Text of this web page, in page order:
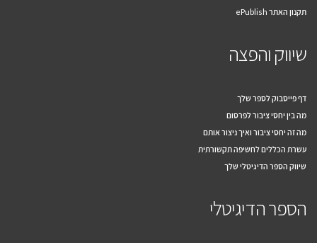
תקנון האתר ePublish
שיווק והפצה
דף פייסבוק לספר שלך
מה בין יחסי ציבור לפרסום
מה זה יחסי ציבור ואיך ניצור אותם
עשרת הכללים לחשיפה תקשורתית
שיווק הספר הדיגיטלי שלך
הספר הדיגיטלי